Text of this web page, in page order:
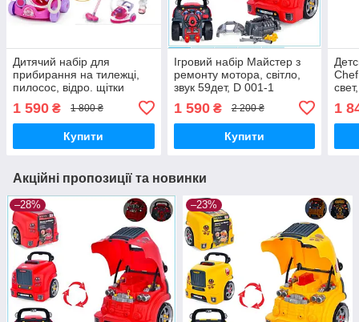
Дитячий набір для
прибирання на тилежці,
пилосос, відро. щітки
1 590 ₴ 1 800 ₴
Купити
Ігровий набір Майстер з
ремонту мотора, світло,
звук 59дет, D 001-1
1 590₴ 2 200 ₴
Купити
1
Акційні пропозиції та новинки
–28% –23%